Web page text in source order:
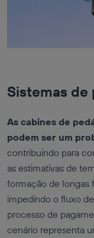
Sistemas
As cabines de
podem ser um
contribuindo para
as estimativas de
formação de longas
impedindo o fluxo
processo de
cenário representa